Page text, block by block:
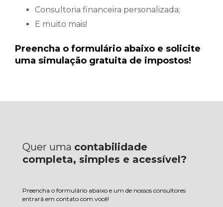
Consultoria financeira personalizada;
E muito mais!
Preencha o formulário abaixo e solicite
uma simulação gratuita de impostos!
Quer uma contabilidade
completa, simples e acessível?
Preencha o formulário abaixo e um de nossos consultores
entrará em contato com você!